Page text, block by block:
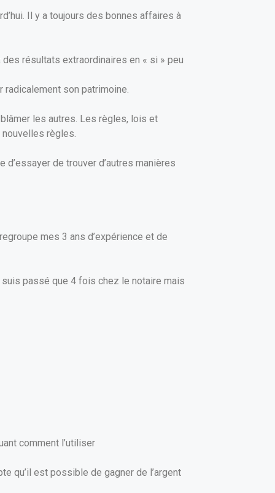
Il y a toujours des bonnes affaires à
des résultats extraordinaires en « si » peu
son patrimoine.
les autres. Les règles, lois et
nouvelles règles.
de trouver d’autres manières
mes 3 ans d’expérience et de
suis passé que 4 fois chez le notaire mais
comment l’utiliser
qu’il est possible de gagner de l’argent